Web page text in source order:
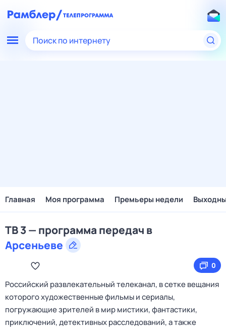
Поиск по интернету
Главная Моя программа Премьеры недели
ТВ 3 — программа передач в
Арсеньеве
0
Российский развлекательный телеканал, в сетке вещания
которого художественные фильмы и сериалы,
погружающие зрителей в мир мистики, фантастики,
приключений, детективных расследований, а также